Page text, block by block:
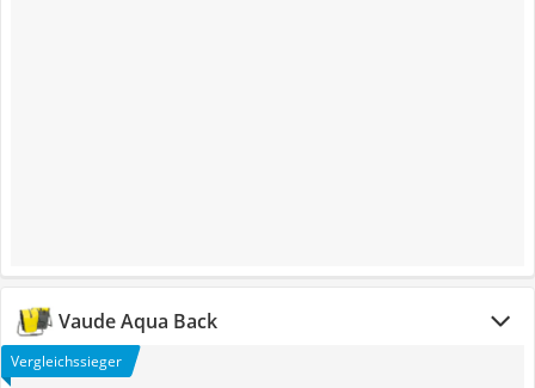
Vaude Aqua Back
Vergleichssieger